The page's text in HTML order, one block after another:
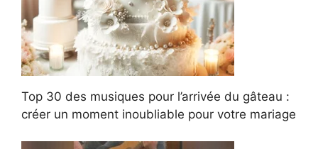
Top 30 des musiques pour l’arrivée du gâteau :
créer un moment inoubliable pour votre mariage